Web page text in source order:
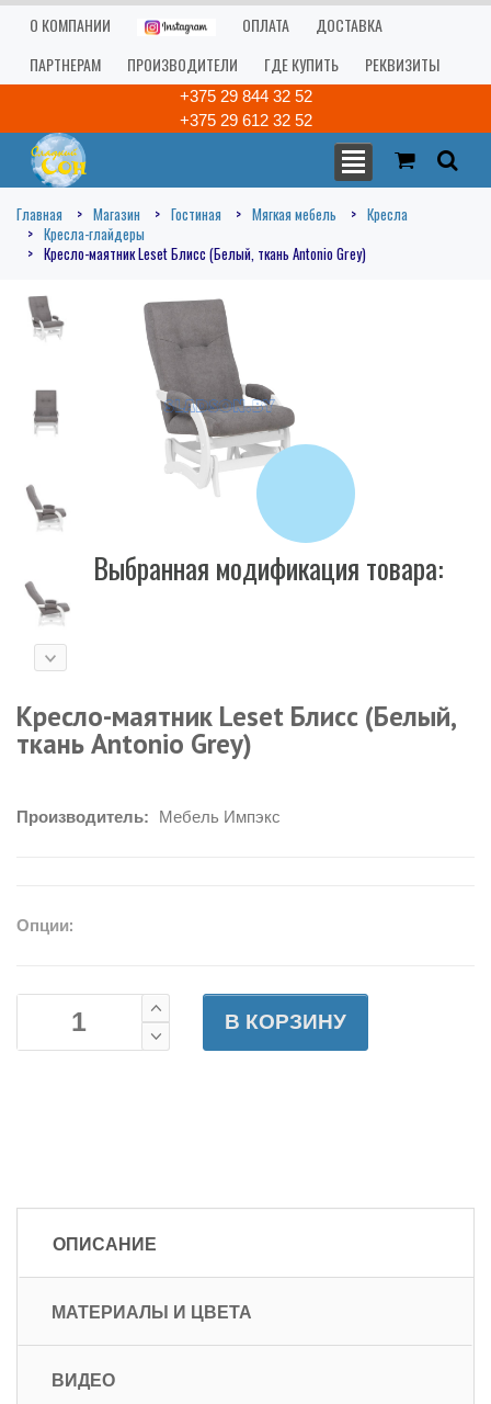
О КОМПАНИИ ОПЛАТА
ДОСТАВКА
ПАРТНЕРАМ
ПРОИЗВОДИТЕЛИ ГДЕ КУПИТЬ РЕКВИЗИТЫ
+375 29 844 32 52
+375 29 612 32 52
Главная Магазин Гостиная Мягкая мебель
Кресла
Кресла-глайдеры
Кресло-маятник Leset Блисс (Белый, ткань Antonio Grey)
Выбранная модификация товара:
Кресло-маятник Leset Блисс (Белый,
ткань Antonio Grey)
Производитель: Мебель Импэкс
Опции:
В КОРЗИНУ
ОПИСАНИЕ
МАТЕРИАЛЫ И ЦВЕТА
ВИДЕО